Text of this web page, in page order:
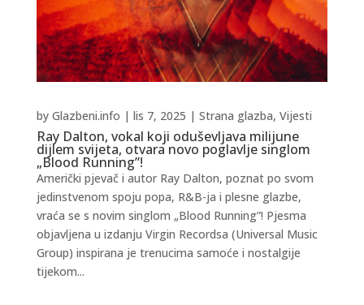
Ray Dalton, vokal koji oduševljava milijune
dijlem svijeta, otvara novo poglavlje singlom
„Blood Running”!
by Glazbeni.info | lis 7, 2025 | Strana glazba, Vijesti
Američki pjevač i autor Ray Dalton, poznat po svom
jedinstvenom spoju popa, R&B-ja i plesne glazbe,
vraća se s novim singlom „Blood Running”! Pjesma
objavljena u izdanju Virgin Recordsa (Universal Music
Group) inspirana je trenucima samoće i nostalgije
tijekom...